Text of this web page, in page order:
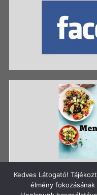
Kedves Látogató!
élmény